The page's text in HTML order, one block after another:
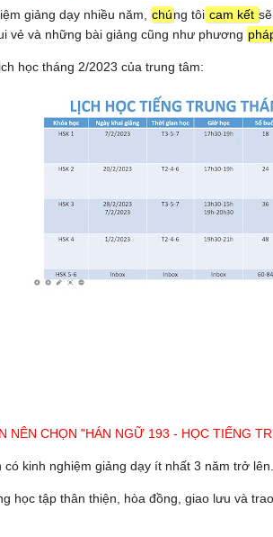
giảng dạy nhiều năm, chúng tôi cam kết
vẻ và những bài giảng cũng như phương
học tháng 2/2023 của trung tâm:
NÊN CHỌN "HÁN NGỮ 193 - HỌC TIẾNG
kinh nghiệm giảng dạy ít nhất 3 năm trở lên.
học tập thân thiện, hòa đồng, giao lưu và